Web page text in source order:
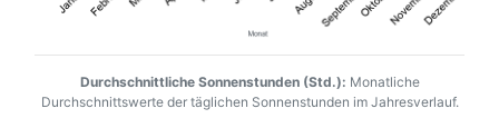
Durchschnittliche Sonnenstunden (Std.): Monatliche
Durchschnittswerte der täglichen Sonnenstunden im Jahresverlauf.